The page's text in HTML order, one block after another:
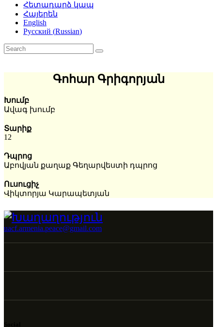
Հետադարձ կապ
Հայերեն
English
Русский (Russian)
Գոհար Գրիգորյան
Խումբ
Ավագ խումբ
Տարիք
12
Դպրոց
Աբովյան քաղաք Գեղարվեստի դպրոց
Ուսուցիչ
Վիկտորյա Կարապետյան
uacf.armenia.peace@gmail.com